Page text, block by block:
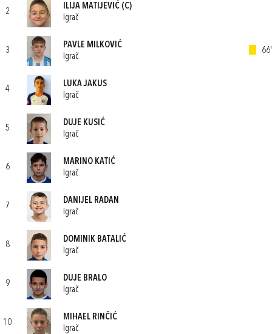
2
ILIJA MATIJEVIĆ (C)
Igrač
3
PAVLE MILKOVIĆ
Igrač
66'
4
LUKA JAKUS
Igrač
5
DUJE KUSIĆ
Igrač
6
MARINO KATIĆ
Igrač
7
DANIJEL RADAN
Igrač
8
DOMINIK BATALIĆ
Igrač
9
DUJE BRALO
Igrač
10
MIHAEL RINČIĆ
Igrač